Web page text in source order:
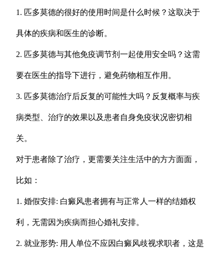
1. 匹多莫德的很好的使用时间是什么时候？这取决于
具体的疾病和医生的诊断。
2. 匹多莫德与其他免疫调节剂一起使用安全吗？这需
要在医生的指导下进行，避免药物相互作用。
3. 匹多莫德治疗后反复的可能性大吗？反复概率与疾
病类型、治疗的效果以及患者自身免疫状况密切相
关。
对于患者除了治疗，更需要关注生活中的方方面面，
比如：
1. 婚假安排: 白癜风患者拥有与正常人一样的结婚权
利，无需因为疾病而担心婚礼安排。
2. 就业形势: 用人单位不应因白癜风歧视求职者，这是